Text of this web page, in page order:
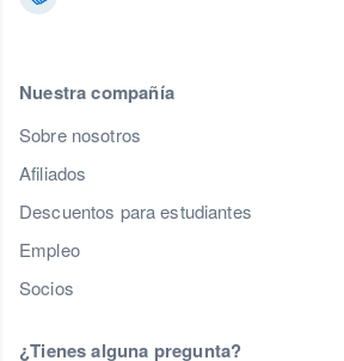
Nuestra compañía
Sobre nosotros
Afiliados
Descuentos para estudiantes
Empleo
Socios
¿Tienes alguna pregunta?